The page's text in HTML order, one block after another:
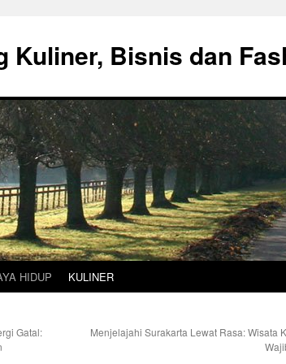
Kuliner, Bisnis dan
HIDUP KULINER
Gatal:
Menjelajahi Surakarta Lewat Rasa: Wisata